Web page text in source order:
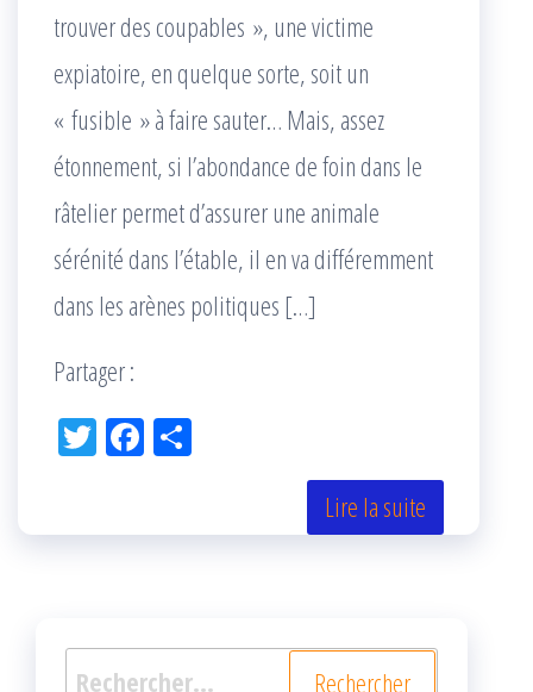
trouver des coupables », une victime
expiatoire, en quelque sorte, soit un
« fusible » à faire sauter… Mais, assez
étonnement, si l’abondance de foin dans le
râtelier permet d’assurer une animale
sérénité dans l’étable, il en va différemment
dans les arènes politiques […]
Partager :
Tw Fac
k r
Lire la suite
Rechercher :